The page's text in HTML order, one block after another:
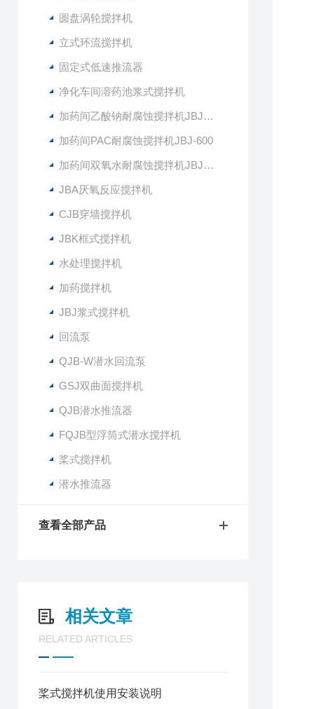
圆盘涡轮搅拌机
立式环流搅拌机
固定式低速推流器
净化车间溶药池浆式搅拌机
加药间乙酸钠耐腐蚀搅拌机JBJ-400
加药间PAC耐腐蚀搅拌机JBJ-600
加药间双氧水耐腐蚀搅拌机JBJ-300
JBA厌氧反应搅拌机
CJB穿墙搅拌机
JBK框式搅拌机
水处理搅拌机
加药搅拌机
JBJ浆式搅拌机
回流泵
QJB-W潜水回流泵
GSJ双曲面搅拌机
QJB潜水推流器
FQJB型浮筒式潜水搅拌机
桨式搅拌机
潜水推流器
查看全部产品
相关文章
RELATED ARTICLES
桨式搅拌机使用安装说明